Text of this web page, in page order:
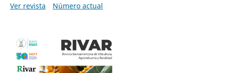
Ver revista
Número actual